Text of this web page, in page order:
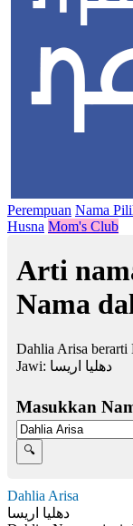
Perempuan Nama
Husna Mom's Club
Arti
Nama
Dahlia Arisa berarti
Jawi: دهليا اريسا
Masukkan
Dahlia Arisa
دهليا اريسا